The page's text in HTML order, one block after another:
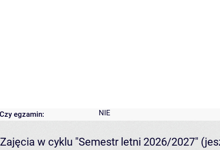
Czy egzamin: NIE
Zajęcia w cyklu "Semestr letni 2026/2027"